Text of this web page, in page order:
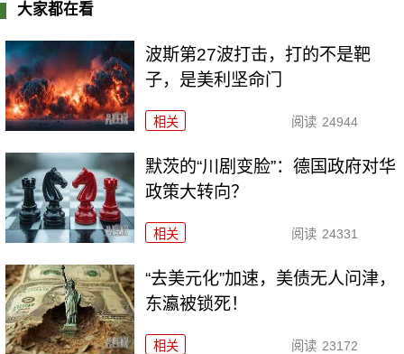
大家都在看
波斯第27波打击，打的不是靶
子，是美利坚命门
相关 阅读 24944
默茨的“川剧变脸”：德国政府对华
政策大转向？
相关 阅读 24331
“去美元化”加速，美债无人问津，
东瀛被锁死！
相关 阅读 23172